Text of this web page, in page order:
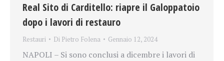
Real Sito di Carditello: riapre il Galoppatoio
dopo i lavori di restauro
Restauri Di Pietro Folena Gennaio 12, 2024
NAPOLI – Si sono conclusi a dicembre i lavori di